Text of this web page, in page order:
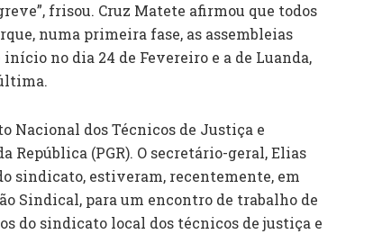
frisou. Cruz Matete afirmou que todos
numa primeira fase, as assembleias
no dia 24 de Fevereiro e a de Luanda,
Nacional dos Técnicos de Justiça e
(PGR). O secretário-geral, Elias
sindicato, estiveram, recentemente, em
Sindical, para um encontro de trabalho de
do sindicato local dos técnicos de justiça e